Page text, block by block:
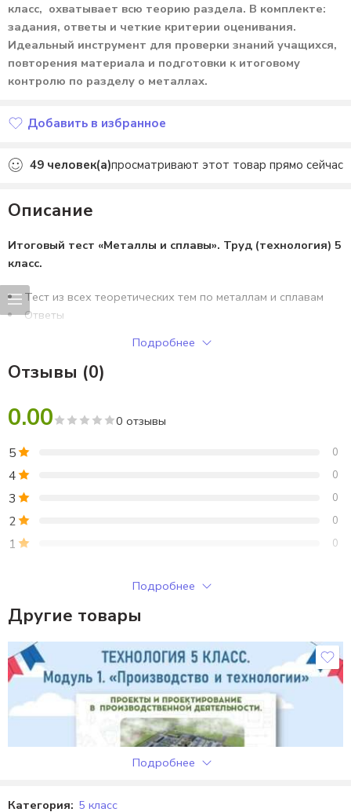
класс, охватывает всю теорию раздела. В комплекте:
задания, ответы и четкие критерии оценивания.
Идеальный инструмент для проверки знаний учащихся,
повторения материала и подготовки к итоговому
контролю по разделу о металлах.
Добавить в избранное
49 человек(а)просматривают этот товар прямо сейчас
Описание
Итоговый тест «Металлы и сплавы». Труд (технология) 5
класс.
Тест из всех теоретических тем по металлам и сплавам
Ответы
Подробнее
Отзывы (0)
0.00 0 отзывы
5 0
4 0
3 0
2 0
1 0
Только зарегистрированные клиенты, купившие этот товар,
могут публиковать отзывы.
Отзывы
Отзывов пока нет.
Подробнее
Другие товары
Подробнее
Категория: 5 класс